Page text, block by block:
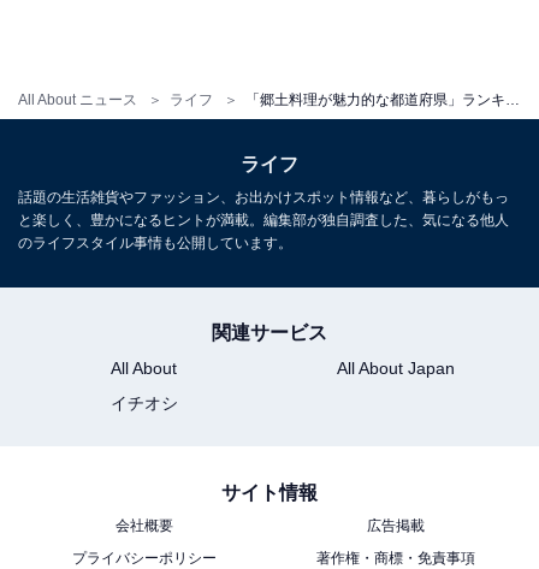
All About ニュース ライフ
ライフ
話題の生活雑貨やファッション、お出かけスポット情報など、暮らしがもっ
と楽しく、豊かになるヒントが満載。編集部が独自調査した、気になる他人
のライフスタイル事情も公開しています。
関連サービス
All About
All About Japan
イチオシ
サイト情報
会社概要
広告掲載
プライバシーポリシー
著作権・商標・免責事項